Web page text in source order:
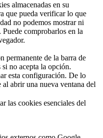
almacenadas en su
que pueda verificar lo que
no podemos mostrar ni
comprobarlos en la
permanente de la barra de
si no acepta la opción.
esta configuración. De lo
abrir una nueva ventana del
las cookies esenciales del